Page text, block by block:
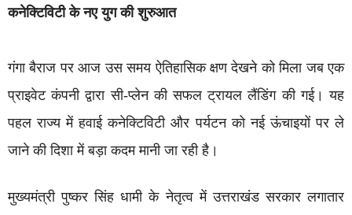
कनेक्टिविटी के नए युग की शुरुआत
गंगा बैराज पर आज उस समय ऐतिहासिक क्षण देखने को मिला जब एक
प्राइवेट कंपनी द्वारा सी-प्लेन की सफल ट्रायल लैंडिंग की गई। यह
पहल राज्य में हवाई कनेक्टिविटी और पर्यटन को नई ऊंचाइयों पर ले
जाने की दिशा में बड़ा कदम मानी जा रही है।
मुख्यमंत्री पुष्कर सिंह धामी के नेतृत्व में उत्तराखंड सरकार लगातार